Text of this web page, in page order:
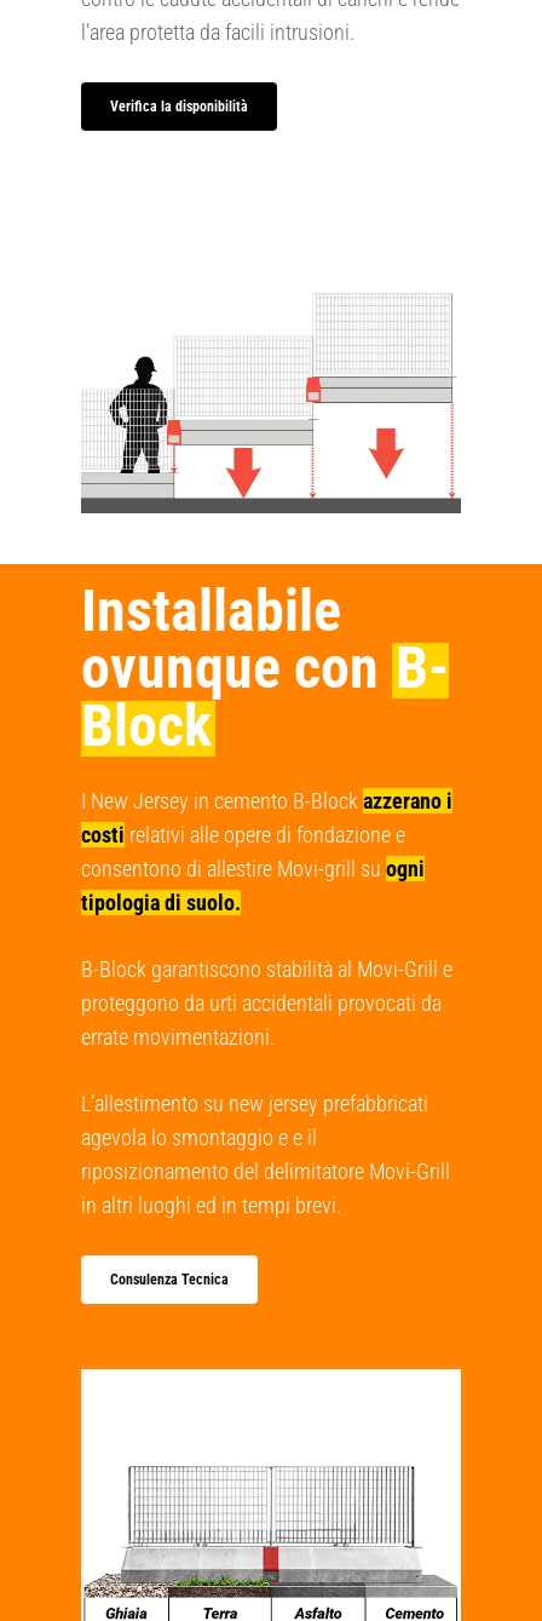
l’area protetta da facili intrusioni.
Verifica la disponibilità
Installabile
ovunque con B-
Block
I New Jersey in cemento B-Blockazzerano i
costi relativi alle opere di fondazione e
consentono di allestire Movi-grill suogni
tipologia di suolo.
B-Block garantiscono stabilità al Movi-Grill e
proteggono da urti accidentali provocati da
errate movimentazioni.
L’allestimento su new jersey prefabbricati
agevola lo smontaggio e e il
riposizionamento del delimitatore Movi-Grill
in altri luoghi ed in tempi brevi.
Consulenza Tecnica